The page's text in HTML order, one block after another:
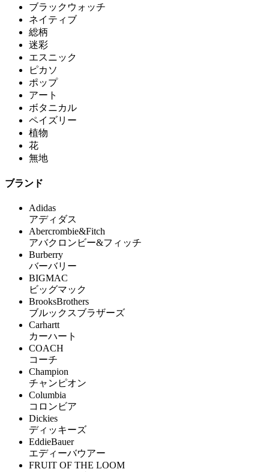
ブラックウォッチ
ネイティブ
総柄
迷彩
エスニック
ピカソ
ポップ
アート
ボタニカル
ペイズリー
植物
花
無地
ブランド
Adidas
アディダス
Abercrombie&Fitch
アバクロンビー&フィッチ
Burberry
バーバリー
BIGMAC
ビッグマック
BrooksBrothers
ブルックスブラザーズ
Carhartt
カーハート
COACH
コーチ
Champion
チャンピオン
Columbia
コロンビア
Dickies
ディッキーズ
EddieBauer
エディーバウアー
FRUIT OF THE LOOM